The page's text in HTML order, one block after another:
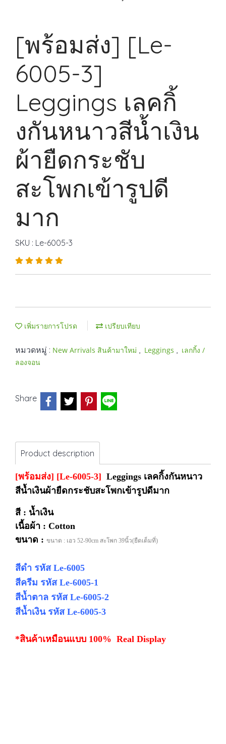
[พร้อมส่ง] [Le-
6005-3]
Leggings เลคกิ้
งกันหนาวสีน้ำเงิน
ผ้ายืดกระชับ
สะโพกเข้ารูปดี
มาก
SKU : Le-6005-3
เพิ่มรายการโปรด เปรียบเทียบ
หมวดหมู่ : New Arrivals สินค้ามาใหม่ , Leggings , เลกกิ้ง /
ลองจอน
Share
Product description
[พร้อมส่ง] [Le-6005-3] Leggings เลคกิ้งกันหนาว
สีน้ำเงินผ้ายืดกระชับสะโพกเข้ารูปดีมาก
สี : น้ำเงิน
เนื้อผ้า : Cotton
ขนาด : ขนาด : เอว 52-90cm สะโพก 39นิ้ว(ยืดเต็มที่)
สีดำ รหัส Le-6005
สีครีม รหัส Le-6005-1
สีน้ำตาล รหัส Le-6005-2
สีน้ำเงิน รหัส Le-6005-3
*สินค้าเหมือนแบบ 100% Real Display